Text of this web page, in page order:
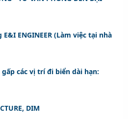
ENGINEER (Làm việc tại nhà
các vị trí đi biển dài hạn:
DIM